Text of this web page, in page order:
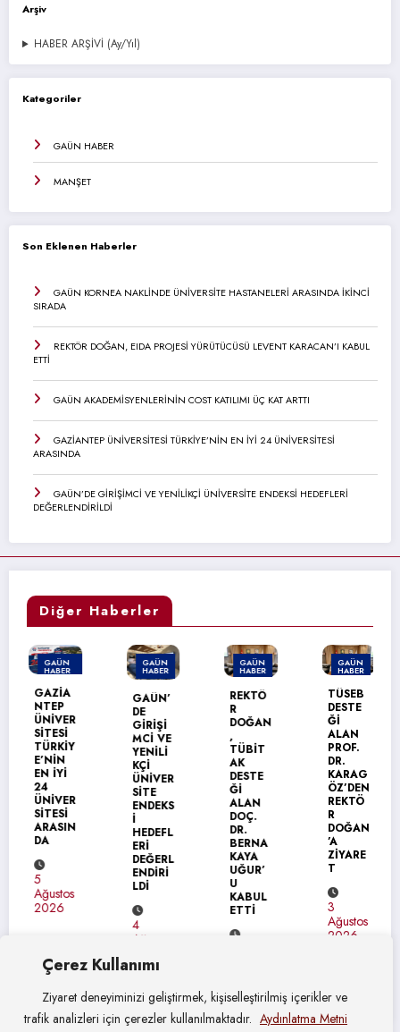
Çerez Kullanımı
Ziyaret deneyiminizi geliştirmek, kişiselleştirilmiş içerikler ve
trafik analizleri için çerezler kullanılmaktadır. Aydınlatma Metni
Arşiv
HABER ARŞİVİ (Ay/Yıl)
Kategoriler
GAÜN HABER
MANŞET
Son Eklenen Haberler
GAÜN KORNEA NAKLİNDE ÜNİVERSİTE HASTANELERİ ARASINDA İKİNCİ
SIRADA
REKTÖR DOĞAN, EIDA PROJESİ YÜRÜTÜCÜSÜ LEVENT KARACAN’I KABUL
ETTİ
GAÜN AKADEMİSYENLERİNİN COST KATILIMI ÜÇ KAT ARTTI
GAZİANTEP ÜNİVERSİTESİ TÜRKİYE’NİN EN İYİ 24 ÜNİVERSİTESİ
ARASINDA
GAÜN’DE GİRİŞİMCİ VE YENİLİKÇİ ÜNİVERSİTE ENDEKSİ HEDEFLERİ
DEĞERLENDİRİLDİ
Diğer Haberler
GAÜN
HABER
MANŞET
GAZİA
NTEP
ÜNİVER
SİTESİ
TÜRKİY
E’NİN
EN İYİ
ÜNİVER
SİTESİ
ARASIN
Ağustos
2026
GAÜN
HABER
GAÜN’
GİRİŞİ
MCİ VE
YENİLİ
ÜNİVER
SİTE
ENDEKS
HEDEFL
DEĞERL
ENDİRİ
Ağustos
2026
GAÜN
HABER
REKTÖ
DOĞAN
TÜBİT
DESTE
ALAN
DOÇ.
BERNA
KAYA
UĞUR’
KABUL
ETTİ
GAÜN
HABER
TÜSEB
DESTE
ALAN
PROF.
KARAG
ÖZ’DEN
REKTÖ
DOĞAN
ZİYARE
Ağustos
2026